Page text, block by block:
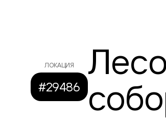
ЛОКАЦИЯ
#29486